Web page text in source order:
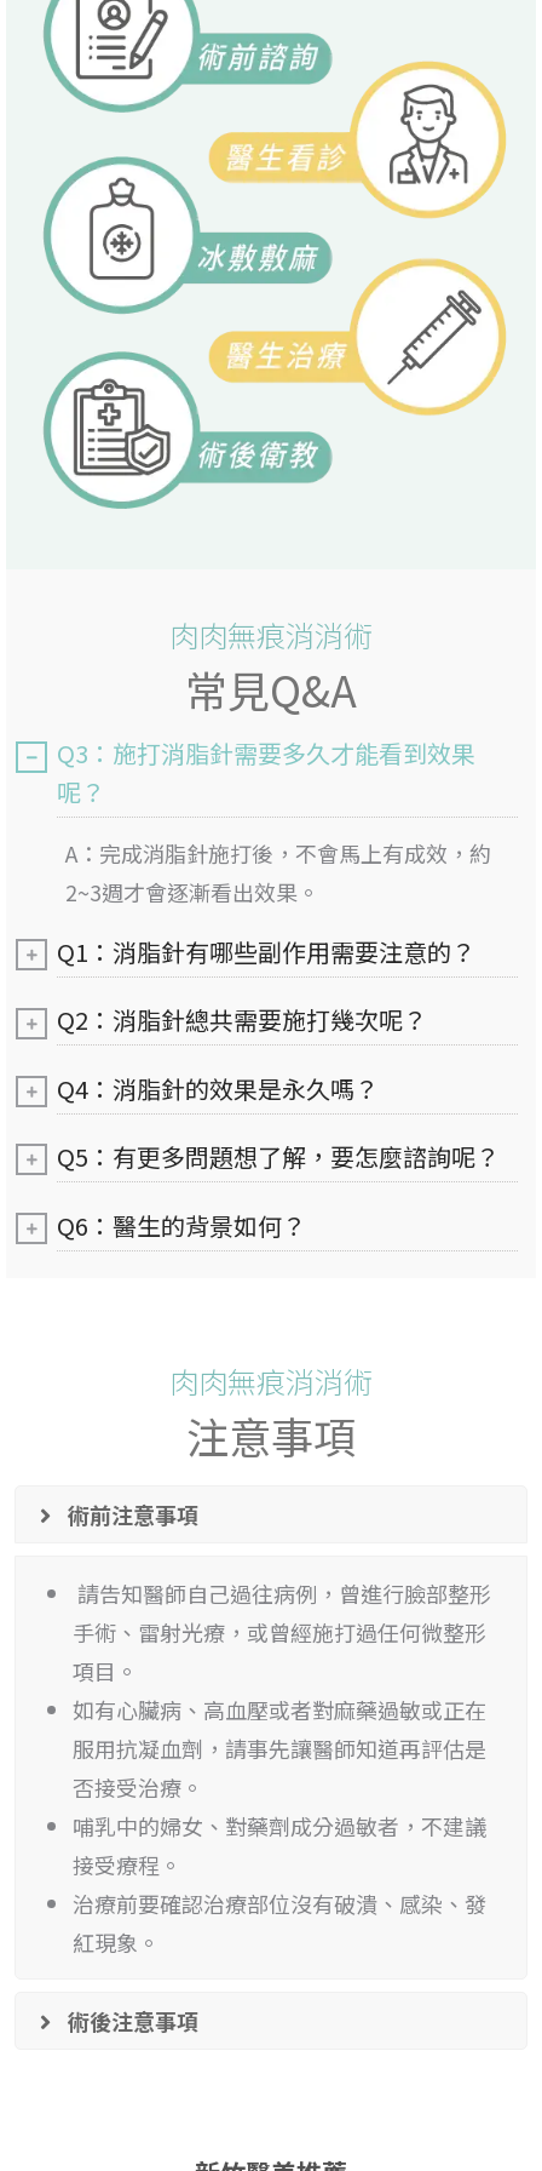
肉肉無痕消消術
常見Q&A
Q3：施打消脂針需要多久才能看到效果
呢？
A：完成消脂針施打後，不會馬上有成效，約
2~3週才會逐漸看出效果。
Q1：消脂針有哪些副作用需要注意的？
Q2：消脂針總共需要施打幾次呢？
Q4：消脂針的效果是永久嗎？
Q5：有更多問題想了解，要怎麼諮詢呢？
Q6：醫生的背景如何？
肉肉無痕消消術
注意事項
術前注意事項
請告知醫師自己過往病例，曾進行臉部整形
手術、雷射光療，或曾經施打過任何微整形
項目。
如有心臟病、高血壓或者對麻藥過敏或正在
服用抗凝血劑，請事先讓醫師知道再評估是
否接受治療。
哺乳中的婦女、對藥劑成分過敏者，不建議
接受療程。
治療前要確認治療部位沒有破潰、感染、發
紅現象。
術後注意事項